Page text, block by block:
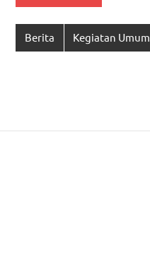
Berita Kegiatan Umum